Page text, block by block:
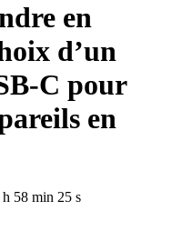
en
d’un
C pour
en
58 min 25 s